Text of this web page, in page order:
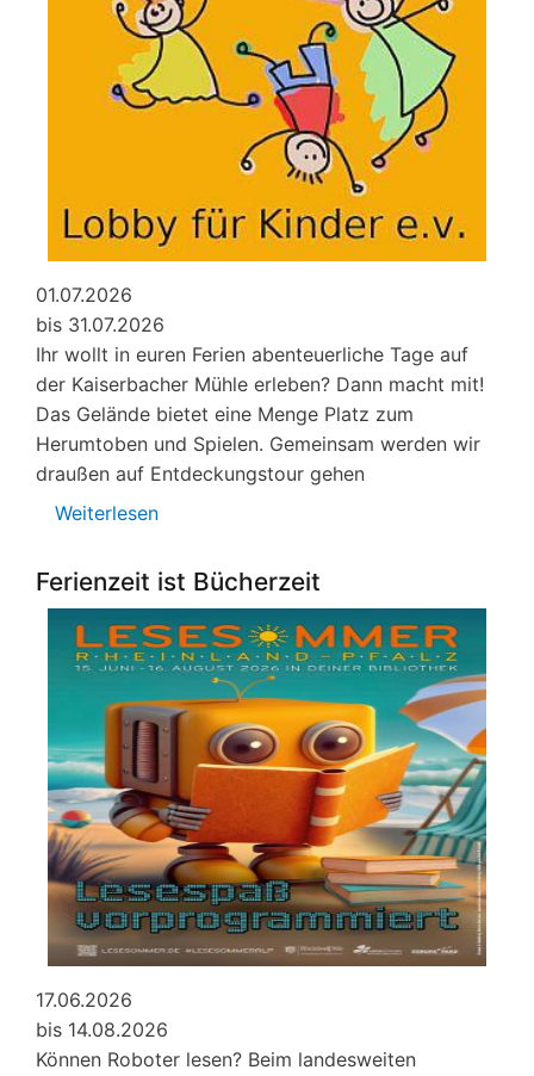
01.07.2026
bis 31.07.2026
Ihr wollt in euren Ferien abenteuerliche Tage auf
der Kaiserbacher Mühle erleben? Dann macht mit!
Das Gelände bietet eine Menge Platz zum
Herumtoben und Spielen. Gemeinsam werden wir
draußen auf Entdeckungstour gehen
Weiterlesen
von
Lobby
für
Kinder
Juli
2026
Ferienzeit ist Bücherzeit
17.06.2026
bis 14.08.2026
Können Roboter lesen? Beim landesweiten